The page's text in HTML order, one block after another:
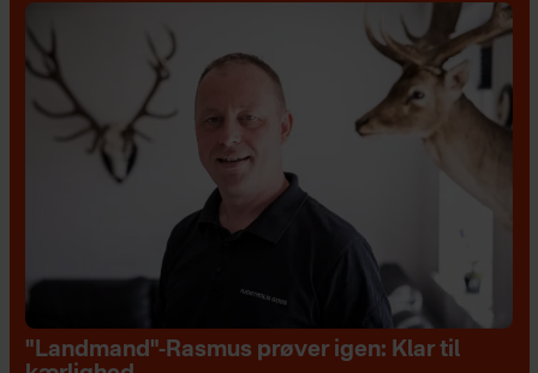
"Landmand"-Rasmus prøver igen: Klar til